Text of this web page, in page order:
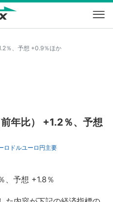
％、予想 +0.9％ほか
年比） +1.2％、予想
ロドルユーロ円主要
、予想 +1.8％